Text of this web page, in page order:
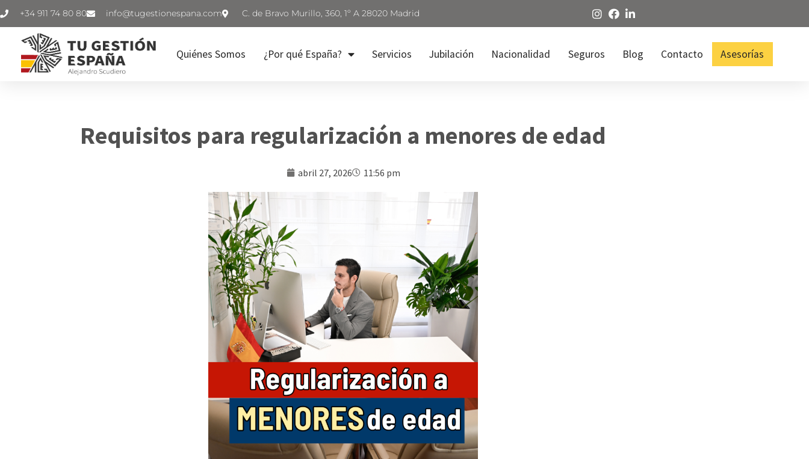
+34 911 74 80 80 C. de Bravo Murillo, 360, 1º A 28020 Madrid
Quiénes Somos ¿Por qué España? Servicios Jubilación Nacionalidad Seguros Blog Contacto Asesorías
Requisitos para regularización a menores de edad
abril 27, 2026 11:56 pm